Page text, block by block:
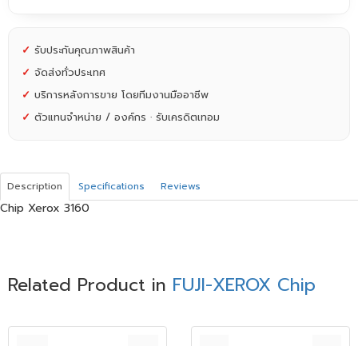
✓ รับประกันคุณภาพสินค้า
✓ จัดส่งทั่วประเทศ
✓ บริการหลังการขาย โดยทีมงานมืออาชีพ
✓ ตัวแทนจำหน่าย / องค์กร · รับเครดิตเทอม
Description Specifications Reviews
Chip Xerox 3160
Related Product in FUJI-XEROX Chip